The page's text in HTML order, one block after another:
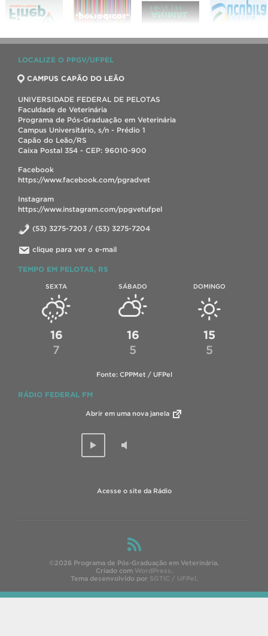
LOCALIZE O PPGV/UFPEL
CAMPUS CAPÃO DO LEÃO
UNIVERSIDADE FEDERAL DE PELOTAS
Faculdade de Veterinária
Programa de Pós-Graduação em Veterinária
Campus Universitário, s/n - Prédio 1
Capão do Leão/RS
Caixa Postal 354 - CEP: 96010-900
Facebook
https://www.facebook.com/pgradvet
Instagram
https://www.instagram.com/ppgvetufpel
(53) 3275-7203 / (53) 3275-7204
clique para ver o e-mail
TEMPO EM PELOTAS, RS
SEXTA
16
7
SÁBADO
16
5
DOMINGO
15
5
Fonte: CPPMet / UFPel
RÁDIO FEDERAL FM
Abrir em uma nova janela
Acesse o site da Rádio
©2026 Programa de Pós-Graduação em Veterinária.
Criado com WordPress.
Tema desenvolvido por SGTIC / UFPel.